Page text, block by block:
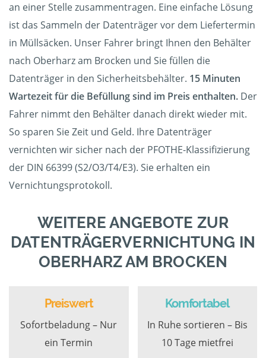
an einer Stelle zusammentragen. Eine einfache Lösung
ist das Sammeln der Datenträger vor dem Liefertermin
in Müllsäcken. Unser Fahrer bringt Ihnen den Behälter
nach Oberharz am Brocken und Sie füllen die
Datenträger in den Sicherheitsbehälter. 15 Minuten
Wartezeit für die Befüllung sind im Preis enthalten. Der
Fahrer nimmt den Behälter danach direkt wieder mit.
So sparen Sie Zeit und Geld. Ihre Datenträger
vernichten wir sicher nach der PFOTHE-Klassifizierung
der DIN 66399 (S2/O3/T4/E3). Sie erhalten ein
Vernichtungsprotokoll.
WEITERE ANGEBOTE ZUR
DATENTRÄGERVERNICHTUNG IN
OBERHARZ AM BROCKEN
Preiswert
Sofortbeladung – Nur
ein Termin
Komfortabel
In Ruhe sortieren – Bis
10 Tage mietfrei